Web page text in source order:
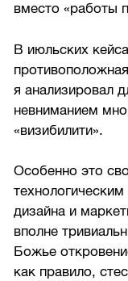
вместо «работы
В июльских
я анализировал
невниманием
«визибилити».
Особенно это
дизайна и
вполне
Божье
как правило,